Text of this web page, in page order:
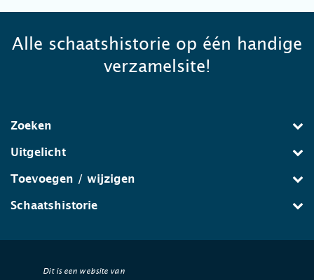
Alle schaatshistorie op één handige
verzamelsite!
Zoeken
Uitgelicht
Toevoegen / wijzigen
Schaatshistorie
Dit is een website van